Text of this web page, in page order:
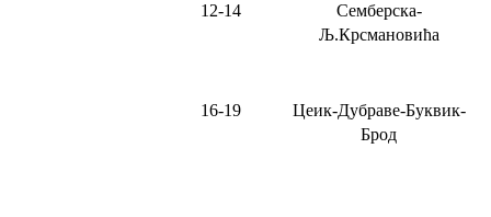
12-14
Семберска-
Љ.Крсмановића
16-19
Цеик-Дубраве-Буквик-
Брод